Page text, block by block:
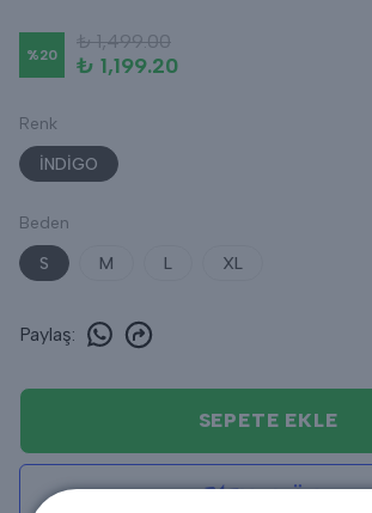
%20
₺ 1,499.00
₺ 1,199.20
Renk
İNDİGO
Beden
S
M L XL
Paylaş:
SEPETE EKLE